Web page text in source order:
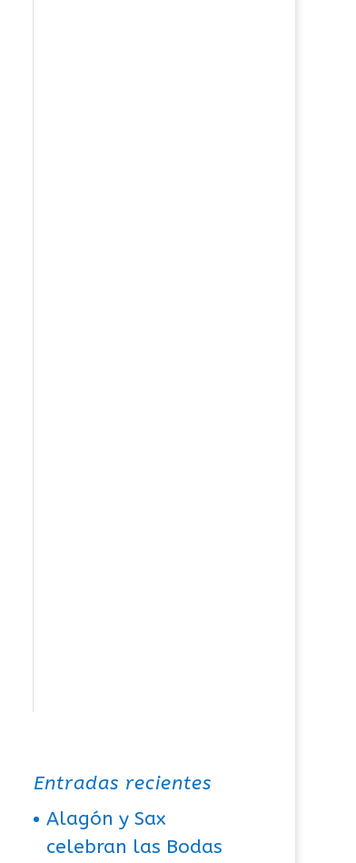
Entradas recientes
Alagón y Sax
celebran las Bodas